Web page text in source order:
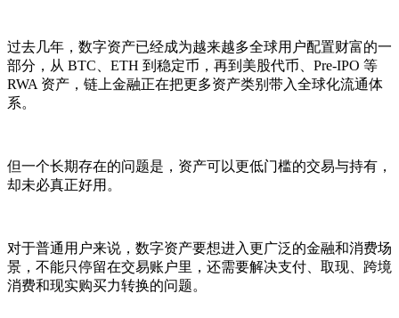
过去几年，数字资产已经成为越来越多全球用户配置财富的一
部分，从 BTC、ETH 到稳定币，再到美股代币、Pre-IPO 等
RWA 资产，链上金融正在把更多资产类别带入全球化流通体
系。
但一个长期存在的问题是，资产可以更低门槛的交易与持有，
却未必真正好用。
对于普通用户来说，数字资产要想进入更广泛的金融和消费场
景，不能只停留在交易账户里，还需要解决支付、取现、跨境
消费和现实购买力转换的问题。